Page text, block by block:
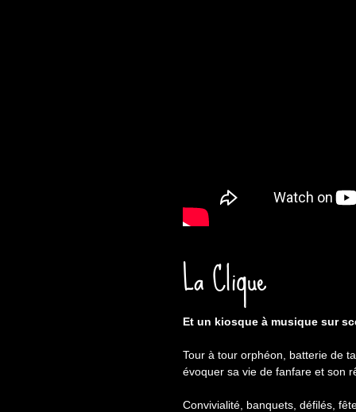
La Clique
Et un kiosque à musique sur
Tour à tour orphéon, batterie de
évoquer sa vie de fanfare et son
Convivialité, banquets, défilés,